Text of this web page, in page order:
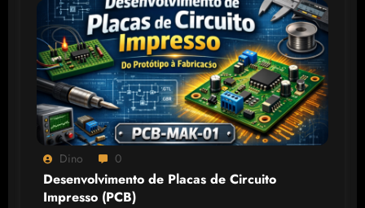
Dino 0
Desenvolvimento de Placas de Circuito
Impresso (PCB)